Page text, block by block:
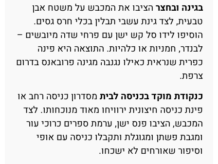
בגינה ובחצר הציבו את המכבש על משטח אבן
טבעית, לצד גינת עשבי תבלין בכלי חרס גסים.
הוסיפו לידו סל קש ישן עם פרחי שדה מיובשים –
לבנדר, חמניות או כלהיות. התוצאה היא פינה
כפרית שנראית כאילו נגנבה מגינה פרובאנס בדרום
צרפת.
כנקודת מוקד בכניסה לבית מסדרון כניסה רחב או
פינת כניסה חיצונית ירוויחו מאוד מנוכחותו. לצד
המכבש, הציבו פנס ישן, ערמת ספרים כרוכי עור
ומגבת פשתן ומגוגלת ותקבלו כניסה עם אופי
וסיפור שאורחים לא ישכחו.